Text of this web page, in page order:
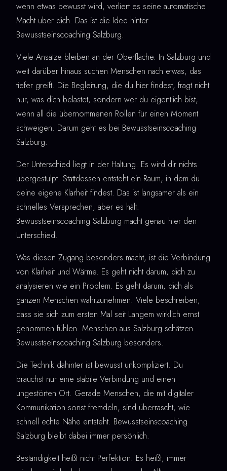
wenn etwas bewusst wird, verliert es seine automatische
Macht über dich. Das ist die Idee hinter
Bewusstseinscoaching Salzburg.
Viele Ansätze bleiben an der Oberfläche. In Salzburg und
weit darüber hinaus suchen Menschen nach etwas, das
tiefer greift. Die Begleitung, die du hier findest, fragt nicht
nur, was dich belastet, sondern wer du eigentlich bist,
wenn all die übernommenen Rollen für einen Moment
schweigen. Darum geht es bei Bewusstseinscoaching
Salzburg.
Der Unterschied liegt in der Haltung. Es wird dir nichts
übergestülpt. Stattdessen entsteht ein Raum, in dem du
deine eigene Klarheit findest. Das ist langsamer als ein
schnelles Versprechen, aber es hält.
Bewusstseinscoaching Salzburg macht genau hier den
Unterschied.
Was diesen Zugang besonders macht, ist die Verbindung
von Klarheit und Wärme. Es geht nicht darum, dich zu
analysieren wie ein Problem. Es geht darum, dich als
ganzen Menschen wahrzunehmen. Viele beschreiben,
dass sie sich zum ersten Mal seit Langem wirklich ernst
genommen fühlen. Menschen aus Salzburg schätzen
Bewusstseinscoaching Salzburg besonders.
Die Technik dahinter ist bewusst unkompliziert. Du
brauchst nur eine stabile Verbindung und einen
ungestörten Ort. Gerade Menschen, die mit digitaler
Kommunikation sonst fremdeln, sind überrascht, wie
schnell echte Nähe entsteht. Bewusstseinscoaching
Salzburg bleibt dabei immer persönlich.
Beständigkeit heißt nicht Perfektion. Es heißt, immer